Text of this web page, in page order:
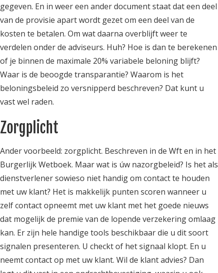
gegeven. En in weer een ander document staat dat een deel
van de provisie apart wordt gezet om een deel van de
kosten te betalen. Om wat daarna overblijft weer te
verdelen onder de adviseurs. Huh? Hoe is dan te berekenen
of je binnen de maximale 20% variabele beloning blijft?
Waar is de beoogde transparantie? Waarom is het
beloningsbeleid zo versnipperd beschreven? Dat kunt u
vast wel raden.
Zorgplicht
Ander voorbeeld: zorgplicht. Beschreven in de Wft en in het
Burgerlijk Wetboek. Maar wat is úw nazorgbeleid? Is het als
dienstverlener sowieso niet handig om contact te houden
met uw klant? Het is makkelijk punten scoren wanneer u
zelf contact opneemt met uw klant met het goede nieuws
dat mogelijk de premie van de lopende verzekering omlaag
kan. Er zijn hele handige tools beschikbaar die u dit soort
signalen presenteren. U checkt of het signaal klopt. En u
neemt contact op met uw klant. Wil de klant advies? Dan